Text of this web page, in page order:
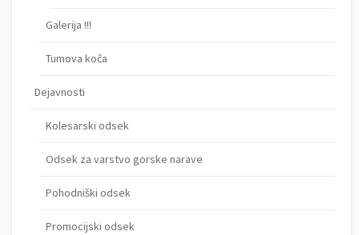
Galerija !!!
Tumova koča
Dejavnosti
Kolesarski odsek
Odsek za varstvo gorske narave
Pohodniški odsek
Promocijski odsek